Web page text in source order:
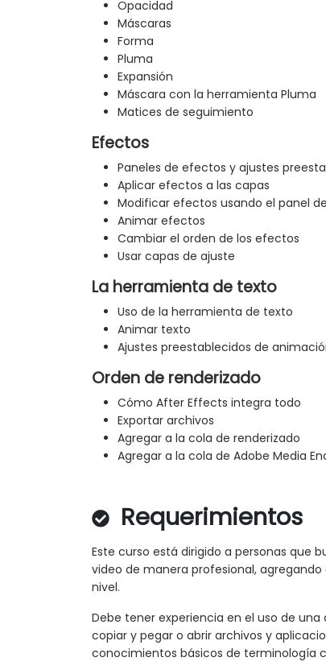
Opacidad
Máscaras
Forma
Pluma
Expansión
Máscara con la herramienta Pluma
Matices de seguimiento
Efectos
Paneles de efectos y ajustes
Aplicar efectos a las capas
Modificar efectos usando el panel
Animar efectos
Cambiar el orden de los efectos
Usar capas de ajuste
La herramienta de texto
Uso de la herramienta de texto
Animar texto
Ajustes preestablecidos de
Orden de renderizado
Cómo After Effects integra todo
Exportar archivos
Agregar a la cola de renderizado
Agregar a la cola de Adobe Media
Requerimientos
Este curso está dirigido a personas que
video de manera profesional,
nivel.
Debe tener experiencia en el uso de
copiar y pegar o abrir archivos y
conocimientos básicos de terminología